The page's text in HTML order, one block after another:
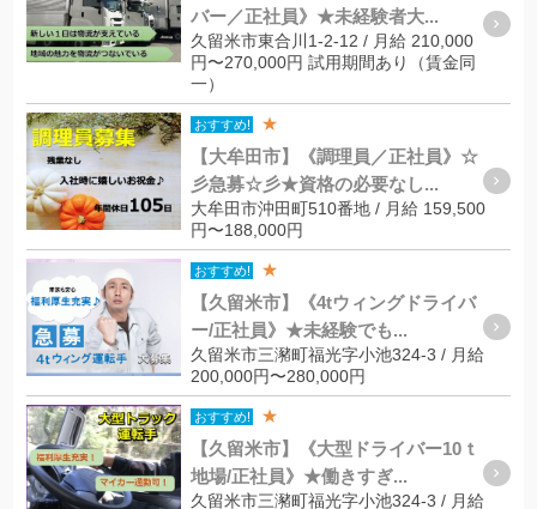
バー／正社員》★未経験者大...
久留米市東合川1-2-12 / 月給 210,000
円〜270,000円 試用期間あり（賃金同
一）
おすすめ! ★
【大牟田市】《調理員／正社員》☆
彡急募☆彡★資格の必要なし...
大牟田市沖田町510番地 / 月給 159,500
円〜188,000円
おすすめ! ★
【久留米市】《4tウィングドライバ
ー/正社員》★未経験でも...
久留米市三瀦町福光字小池324-3 / 月給
200,000円〜280,000円
おすすめ! ★
【久留米市】《大型ドライバー10ｔ
地場/正社員》★働きすぎ...
久留米市三瀦町福光字小池324-3 / 月給